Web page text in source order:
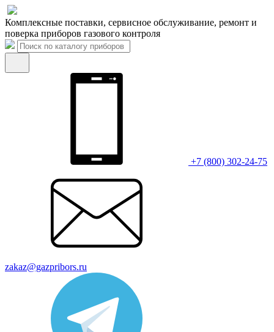
Комплексные поставки, сервисное обслуживание, ремонт и
поверка приборов газового контроля
+7 (800) 302-24-75
zakaz@gazpribors.ru